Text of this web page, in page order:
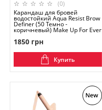
(0)
Карандаш для бровей
водостойкий Aqua Resist Brow
Definer (50 Темно -
коричневый) Make Up For Ever
1850 грн
Купить